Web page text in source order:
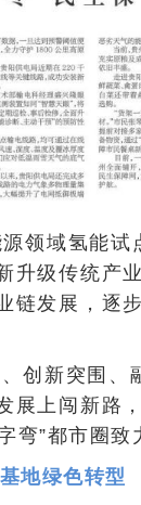
领域氢能
级传统产
链发展，逐
创新突围、
展上闯新路
弯”都市圈致
地绿色转型